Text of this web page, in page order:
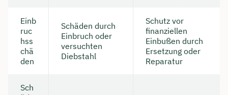
Einb
ruc
hss
chä
den
Schäden durch
Einbruch oder
versuchten
Diebstahl
Schutz vor
finanziellen
Einbußen durch
Ersetzung oder
Reparatur
Sch